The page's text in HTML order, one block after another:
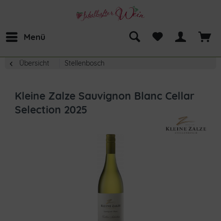
Menü
Übersicht Stellenbosch
Kleine Zalze Sauvignon Blanc Cellar
Selection 2025